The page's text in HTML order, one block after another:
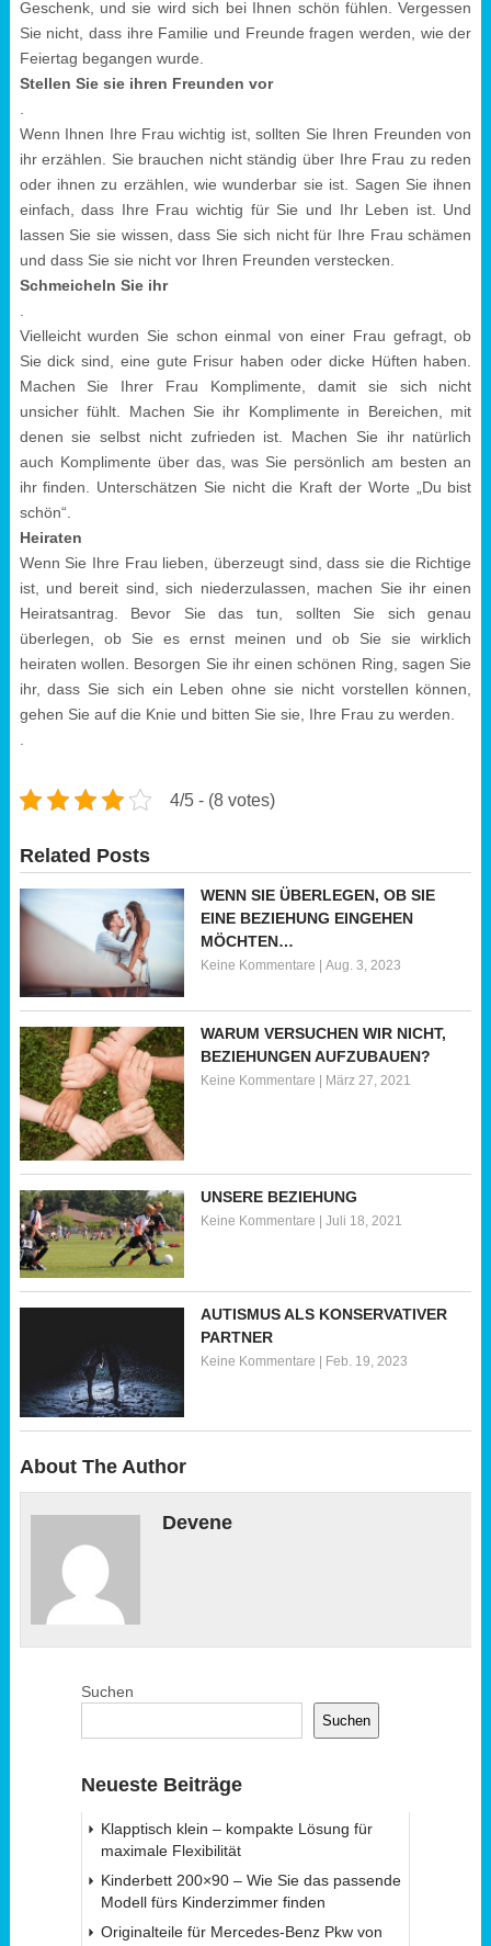
Geschenk, und sie wird sich bei Ihnen schön fühlen. Vergessen
Sie nicht, dass ihre Familie und Freunde fragen werden, wie der
Feiertag begangen wurde.
Stellen Sie sie ihren Freunden vor
Wenn Ihnen Ihre Frau wichtig ist, sollten Sie Ihren Freunden von
ihr erzählen. Sie brauchen nicht ständig über Ihre Frau zu reden
oder ihnen zu erzählen, wie wunderbar sie ist. Sagen Sie ihnen
einfach, dass Ihre Frau wichtig für Sie und Ihr Leben ist. Und
lassen Sie sie wissen, dass Sie sich nicht für Ihre Frau schämen
und dass Sie sie nicht vor Ihren Freunden verstecken.
Schmeicheln Sie ihr
Vielleicht wurden Sie schon einmal von einer Frau gefragt, ob
Sie dick sind, eine gute Frisur haben oder dicke Hüften haben.
Machen Sie Ihrer Frau Komplimente, damit sie sich nicht
unsicher fühlt. Machen Sie ihr Komplimente in Bereichen, mit
denen sie selbst nicht zufrieden ist. Machen Sie ihr natürlich
auch Komplimente über das, was Sie persönlich am besten an
ihr finden. Unterschätzen Sie nicht die Kraft der Worte „Du bist
schön“.
Heiraten
Wenn Sie Ihre Frau lieben, überzeugt sind, dass sie die Richtige
ist, und bereit sind, sich niederzulassen, machen Sie ihr einen
Heiratsantrag. Bevor Sie das tun, sollten Sie sich genau
überlegen, ob Sie es ernst meinen und ob Sie sie wirklich
heiraten wollen. Besorgen Sie ihr einen schönen Ring, sagen Sie
ihr, dass Sie sich ein Leben ohne sie nicht vorstellen können,
gehen Sie auf die Knie und bitten Sie sie, Ihre Frau zu werden.
4/5 - (8 votes)
Related Posts
WENN SIE ÜBERLEGEN, OB SIE
EINE BEZIEHUNG EINGEHEN
MÖCHTEN…
Keine Kommentare | Aug. 3, 2023
WARUM VERSUCHEN WIR NICHT,
BEZIEHUNGEN AUFZUBAUEN?
Keine Kommentare März 27, 2021
UNSERE BEZIEHUNG
Keine Kommentare | Juli 18, 2021
AUTISMUS ALS KONSERVATIVER
PARTNER
Keine Kommentare | Feb. 19, 2023
About The Author
Devene
Suchen
Suchen
Neueste Beiträge
Klapptisch klein – kompakte Lösung für
maximale Flexibilität
Kinderbett 200×90 – Wie Sie das passende
Modell fürs Kinderzimmer finden
Originalteile für Mercedes-Benz Pkw von